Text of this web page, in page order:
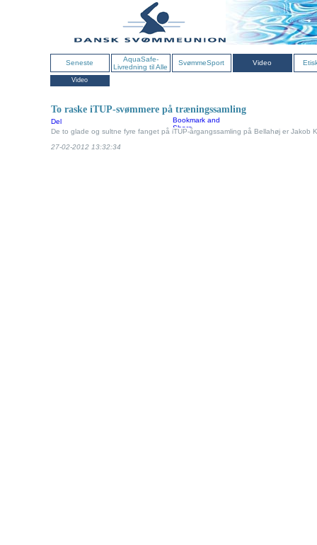
Seneste
AquaSafe-
Livredning til Alle
SvømmeSport Video
Video
To raske iTUP-svømmere på træningssamling
Del
De to glade og sultne fyre fanget på iTUP-årgangssamling på Bellahøj er Jakob
27-02-2012 13:32:34